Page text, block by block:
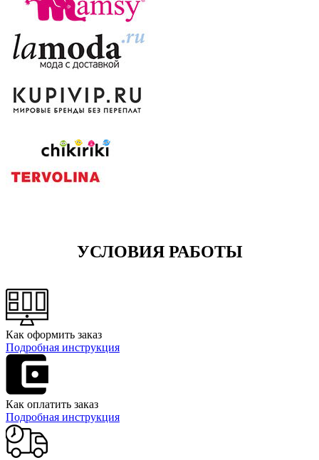
УСЛОВИЯ РАБОТЫ
Как оформить заказ
Подробная инструкция
Как оплатить заказ
Подробная инструкция